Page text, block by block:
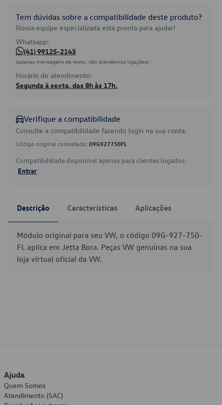
Tem dúvidas sobre a compatibilidade deste produto?
Nossa equipe especializada está pronta para ajudar!
Whatsapp:
(41) 99125-2143
(apenas mensagens de texto, não atendemos ligações)
Horário de atendimento:
Segunda à sexta, das 8h às 17h.
Verifique a compatibilidade
Consulte a compatibilidade fazendo login na sua conta.
Código original consultado: 09G927750FL
Compatibilidade disponível apenas para clientes logados.
Entrar
Descrição Características Aplicações
Módulo original para seu VW, o código 09G-927-750-
FL aplica em Jetta Bora. Peças VW genuínas na sua
loja virtual oficial da VW.
Ajuda
Quem Somos
Atendimento (SAC)